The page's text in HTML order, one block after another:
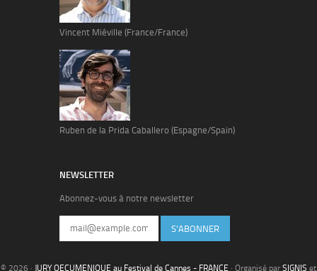
Vincent Miéville (France/France)
Ruben de la Prida Caballero (Espagne/Spain)
NEWSLETTER
Abonnez-vous à notre newsletter
S'ABONNER
© 2026 · JURY OECUMENIQUE au Festival de Cannes - FRANCE · Organisé par SIGNIS et